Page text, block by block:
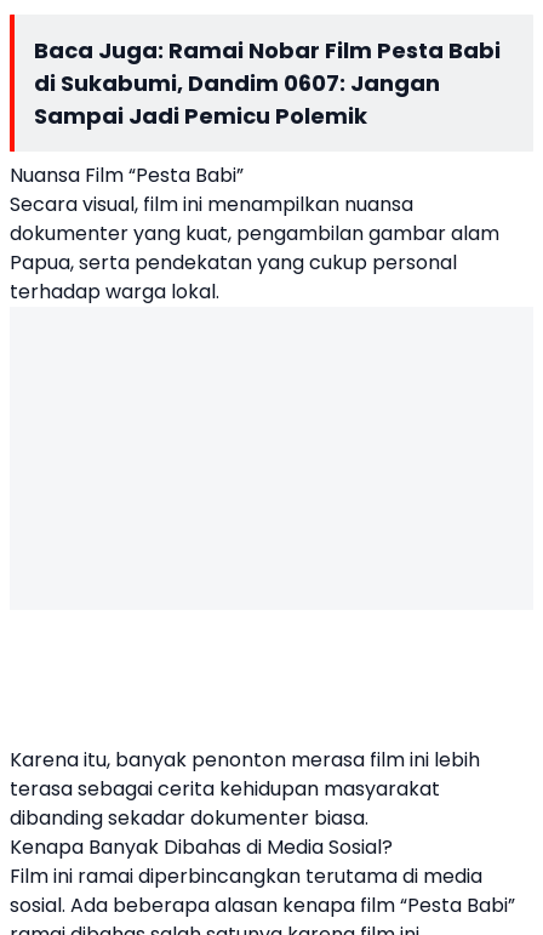
Baca Juga: Ramai Nobar Film Pesta Babi
di Sukabumi, Dandim 0607: Jangan
Sampai Jadi Pemicu Polemik
Nuansa Film “Pesta Babi”
Secara visual, film ini menampilkan nuansa
dokumenter yang kuat, pengambilan gambar alam
Papua, serta pendekatan yang cukup personal
terhadap warga lokal.
Karena itu, banyak penonton merasa film ini lebih
terasa sebagai cerita kehidupan masyarakat
dibanding sekadar dokumenter biasa.
Kenapa Banyak Dibahas di Media Sosial?
Film ini ramai diperbincangkan terutama di media
sosial. Ada beberapa alasan kenapa film “Pesta Babi”